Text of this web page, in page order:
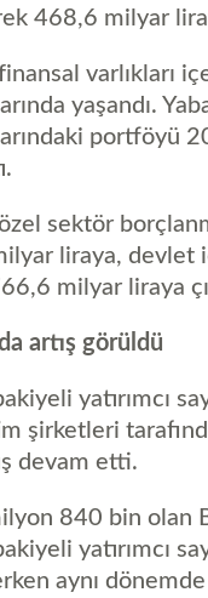
468,6 milyar
finansal varlıkları
yaşandı.
portföyü
özel sektör
liraya, devlet
milyar liraya
artış görüldü
yatırımcı
şirketleri
devam etti.
840 bin olan
yatırımcı
aynı dönemde